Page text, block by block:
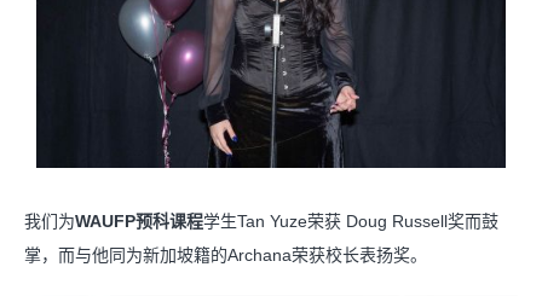
我们为WAUFP预科课程学生Tan Yuze荣获 Doug Russell奖而鼓
掌，而与他同为新加坡籍的Archana荣获校长表扬奖。